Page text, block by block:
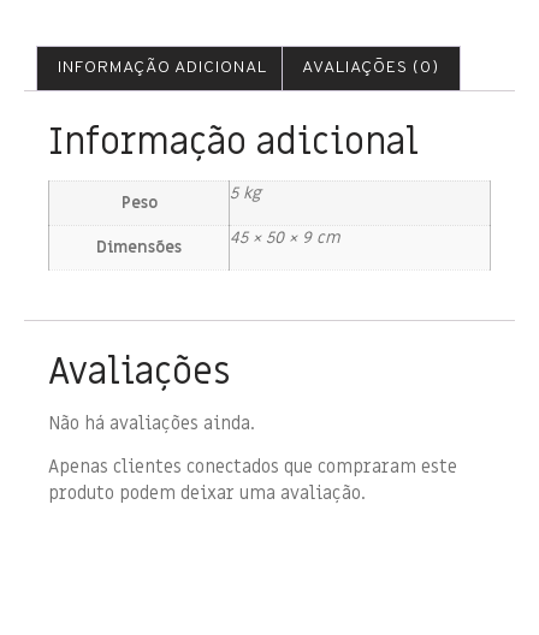
INFORMAÇÃO ADICIONAL AVALIAÇÕES (0)
Informação adicional
Peso 5 kg
Dimensões 45 × 50 × 9 cm
Avaliações
Não há avaliações ainda.
Apenas clientes conectados que compraram este
produto podem deixar uma avaliação.